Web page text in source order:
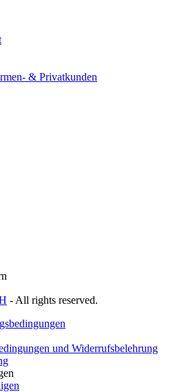
& Privatkunden
- All rights reserved.
und Widerrufsbelehrung